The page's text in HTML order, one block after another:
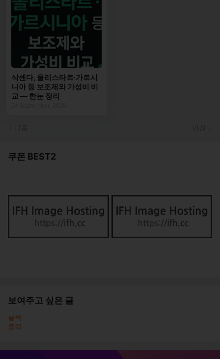
삭센다, 올리스타트·가르시
니아 등 보조제와 가성비 비
교 — 한눈 정리
쿠폰 BEST2
보여주고 싶은 글
클릭
클릭